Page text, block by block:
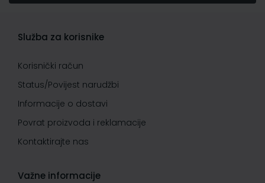
Služba za korisnike
Korisnički račun
Status/Povijest narudžbi
Informacije o dostavi
Povrat proizvoda i reklamacije
Kontaktirajte nas
Važne informacije